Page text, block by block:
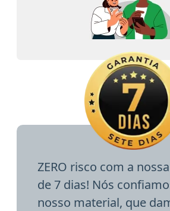
ZERO risco com a
de 7 dias! Nós
nosso material, que